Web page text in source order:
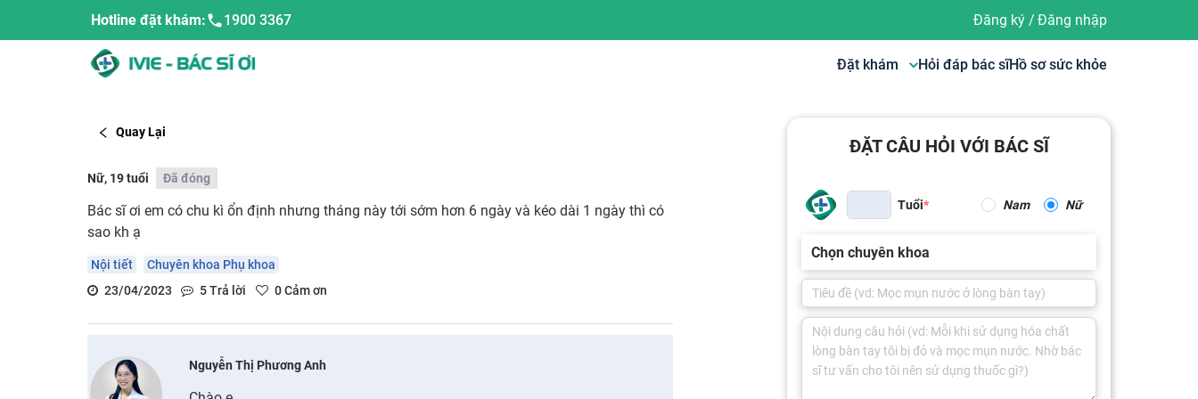
Hotline đặt khám: 1900 3367 Đăng ký/ Đăng nhập
Đặt khám Hỏi đáp bác sĩHồ sơ sức khỏe
Quay Lại
Nữ, 19 tuổi Đã đóng
Bác sĩ ơi em có chu kì ổn định nhưng tháng này tới sớm hơn 6 ngày và kéo dài 1 ngày thì có
sao kh ạ
Nội tiết
Chuyên khoa Phụ khoa
23/04/2023
5Trả lời 0Cảm ơn
Nguyễn Thị Phương Anh
ĐẶT CÂU HỎI VỚI BÁC SĨ
Tuổi Nam Nữ
Chọn chuyên khoa